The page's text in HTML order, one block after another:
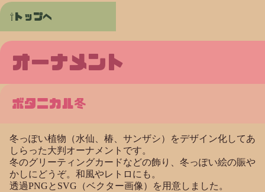
トップへ
オーナメント
ボタニカル冬
冬っぽい植物（水仙、椿、サンザシ）をデザイン化してあ
しらった大判オーナメントです。
冬のグリーティングカードなどの飾り、冬っぽい絵の賑や
かしにどうぞ。和風やレトロにも。
透過PNGとSVG（ベクター画像）を用意しました。